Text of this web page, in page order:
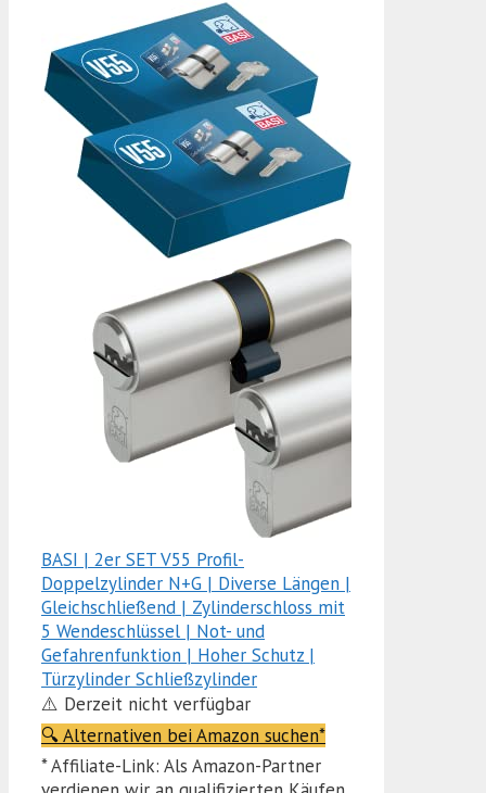
BASI | 2er SET V55 Profil-
Doppelzylinder N+G | Diverse Längen |
Gleichschließend | Zylinderschloss mit
5 Wendeschlüssel | Not- und
Gefahrenfunktion | Hoher Schutz |
Türzylinder Schließzylinder
⚠️ Derzeit nicht verfügbar
🔍 Alternativen bei Amazon suchen*
* Affiliate-Link: Als Amazon-Partner